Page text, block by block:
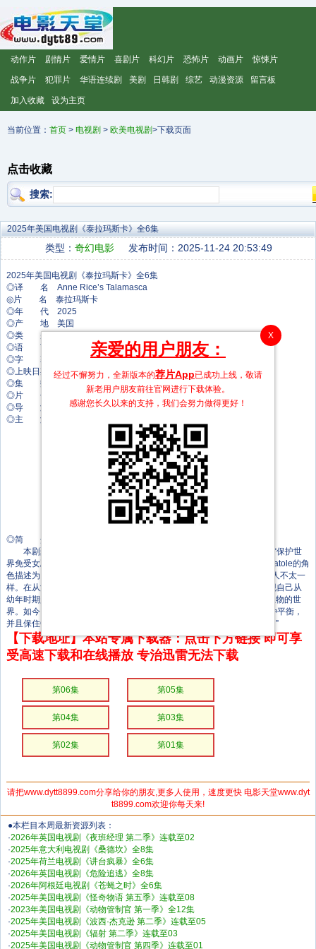
动作片 剧情片 爱情片 喜剧片 科幻片 恐怖片 动画片 惊悚片
战争片 犯罪片 华语连续剧 美剧 日韩剧 综艺 动漫资源 留言板
加入收藏 设为主页
当前位置： 首页 > 电视剧 > 欧美电视剧>下载页面
点击收藏
搜索:
2025年美国电视剧《泰拉玛斯卡》全6集
类型： 奇幻电影 发布时间：2025-11-24 20:53:49
◎译 名 Anne Rice’s Talamasca
◎片 名 泰拉玛斯卡
◎年 代 2025
◎产 地 美国
◎类 别 奇幻
◎语 言 英语
◎字 幕 中文字幕
◎上映日期 2025-10-26(美国)
◎集 数 6集
◎片 长 50分钟
◎导 演 约翰·李·汉考克
◎主 演 尼古拉斯·丹顿
伊丽莎白·麦戈文
麦茜·理查森·塞勒斯
詹森·舒瓦兹曼
艾哈迈德·萨基
◎简 介
本剧聚焦赖斯“吸血鬼编年史”等作品中涉及的神秘组织Talamasca，“保护世
界免受女巫、吸血鬼、狼人和别的怪物和超自然世界的危害”。而Guy Anatole的角
色描述为：“外表聪明、英俊、时髦，但他一直知道自己的头脑运作跟别人不太一
样。在从法学院毕业前夕，他被秘密机构Talamasca的人找上了，并发现自己从
幼年时期起就在被该机构追踪。因此，Guy进入了一个秘密特工和不死生物的世
界。如今，这些永生者与人类世界维持着一种脆弱的平衡，但要保持这种平衡，
并且保住Guy的性命，他必须要学会接受黑暗、狡诈、奇特的真正自我。”
【下载地址】本站专属下载器：点击下方链接 即可享
受高速下载和在线播放 专治迅雷无法下载
第06集 第05集
第04集 第03集
第02集 第01集
请把www.dytt8899.com分享给你的朋友,更多人使用，速度更快 电影天堂www.dyt
t8899.com欢迎你每天来!
●本栏目本周最新资源列表：
·2026年英国电视剧《夜班经理 第二季》连载至02
·2025年意大利电视剧《桑德坎》全8集
·2025年荷兰电视剧《讲台疯暴》全6集
·2026年英国电视剧《危险追逃》全8集
·2026年阿根廷电视剧《苍蝇之时》全6集
·2025年美国电视剧《怪奇物语 第五季》连载至08
·2023年美国电视剧《动物管制官 第一季》全12集
·2025年美国电视剧《波西·杰克逊 第二季》连载至05
·2025年美国电视剧《辐射 第二季》连载至03
·2025年美国电视剧《动物管制官 第四季》连载至01
X
亲爱的用户朋友：
经过不懈努力，全新版本的荐片App已成功上线，敬请
新老用户朋友前往官网进行下载体验。
感谢您长久以来的支持，我们会努力做得更好！